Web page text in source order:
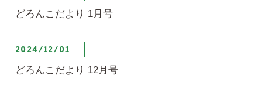
どろんこだより 1月号
2024/12/01
どろんこだより 12月号